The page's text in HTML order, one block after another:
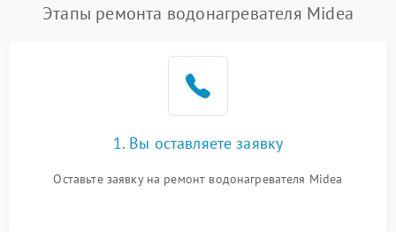
Этапы ремонта водонагревателя Midea
1. Вы оставляете заявку
Оставьте заявку на ремонт водонагревателя Midea